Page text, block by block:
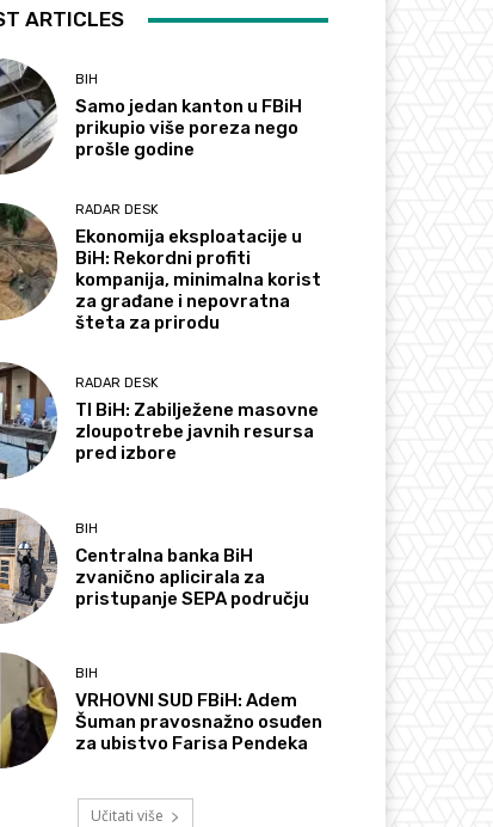
ARTICLES
BIH
Samo jedan kanton u FBiH
prikupio više poreza nego
prošle godine
RADAR DESK
Ekonomija eksploatacije u
BiH: Rekordni profiti
kompanija, minimalna korist
za građane i nepovratna
šteta za prirodu
RADAR DESK
TI BiH: Zabilježene masovne
zloupotrebe javnih resursa
pred izbore
BIH
Centralna banka BiH
zvanično aplicirala za
pristupanje SEPA području
BIH
VRHOVNI SUD FBiH: Adem
Šuman pravosnažno osuđen
za ubistvo Farisa Pendeka
Učitati više